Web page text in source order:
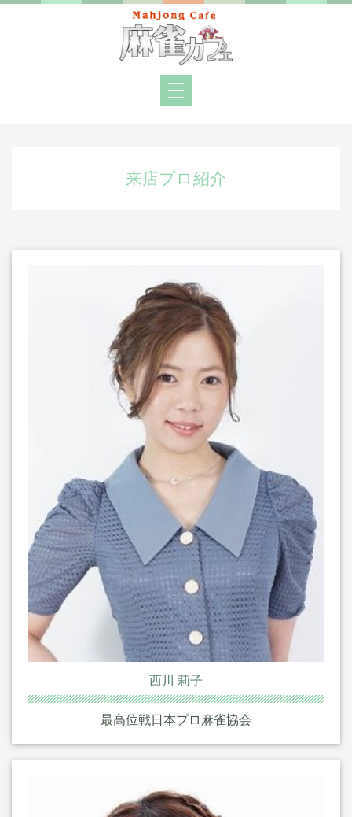
来店プロ紹介
西川 莉子
最高位戦日本プロ麻雀協会